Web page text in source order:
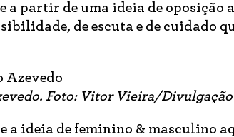
partir de uma ideia de oposição
de escuta e de cuidado
Foto: Vitor Vieira/Divulgação
a ideia de feminino & masculino